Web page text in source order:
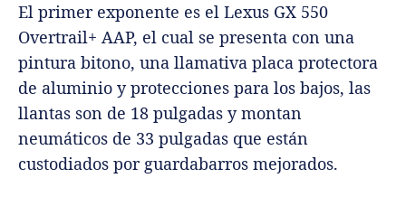
El primer exponente es el Lexus GX 550
Overtrail+ AAP, el cual se presenta con una
pintura bitono, una llamativa placa protectora
de aluminio y protecciones para los bajos, las
llantas son de 18 pulgadas y montan
neumáticos de 33 pulgadas que están
custodiados por guardabarros mejorados.